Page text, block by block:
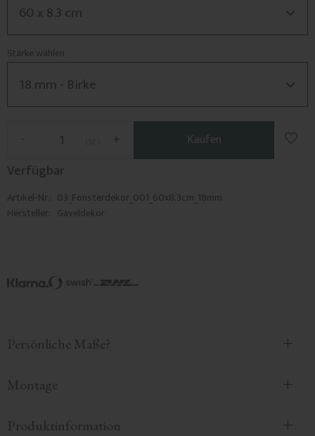
Stärke wählen
+
- Kaufen
Zu
Verfügbar
Artikel-Nr. 03_Fonsterdekor_001_60x8.3cm_18mm
Hersteller Gaveldekor
Persönliche Maße?
Montage
Produktinformation